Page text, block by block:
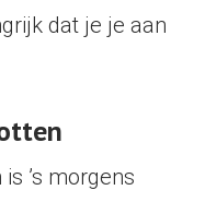
dat je je aan
’s morgens